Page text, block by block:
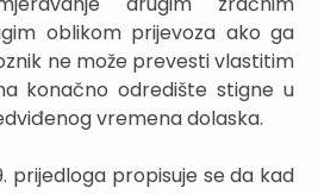
oblikom prijevoza ako ga
ne može prevesti vlastitim
konačno odredište stigne u
vremena dolaska.
prijedloga propisuje se da kad